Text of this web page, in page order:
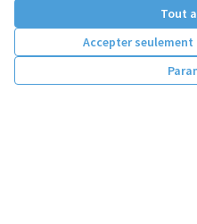
Tout
Accepter